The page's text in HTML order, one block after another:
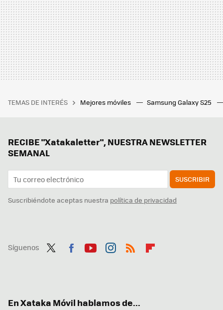
TEMAS DE INTERÉS Mejores móviles Samsung Galaxy S25
RECIBE "Xatakaletter", NUESTRA NEWSLETTER
SEMANAL
SUSCRIBIR
Suscribiéndote aceptas nuestra política de privacidad
Síguenos
En Xataka Móvil hablamos de...